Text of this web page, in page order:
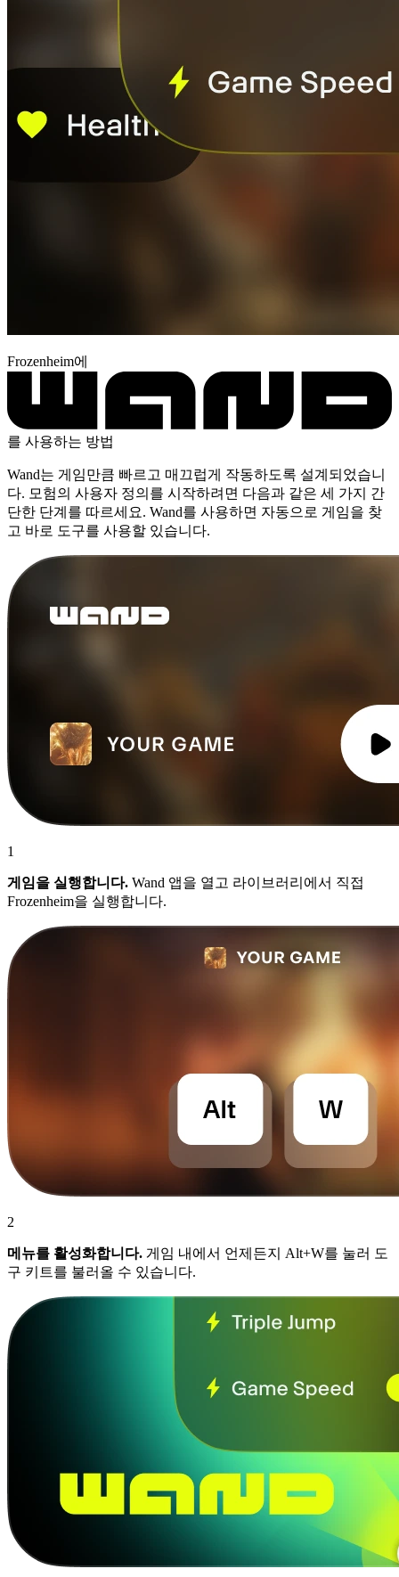
Frozenheim에
를 사용하는 방법
Wand는 게임만큼 빠르고 매끄럽게 작동하도록 설계되었습니
다. 모험의 사용자 정의를 시작하려면 다음과 같은 세 가지 간
단한 단계를 따르세요. Wand를 사용하면 자동으로 게임을 찾
고 바로 도구를 사용할 있습니다.
1
게임을 실행합니다. Wand 앱을 열고 라이브러리에서 직접
Frozenheim을 실행합니다.
2
메뉴를 활성화합니다. 게임 내에서 언제든지 Alt+W를 눌러 도
구 키트를 불러올 수 있습니다.